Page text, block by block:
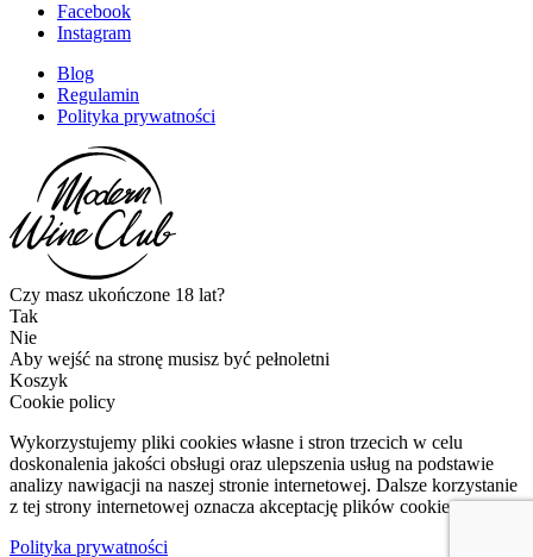
Facebook
Instagram
Blog
Regulamin
Polityka prywatności
Czy masz ukończone 18 lat?
Tak
Nie
Aby wejść na stronę musisz być pełnoletni
Koszyk
Cookie policy
Wykorzystujemy pliki cookies własne i stron trzecich w celu
doskonalenia jakości obsługi oraz ulepszenia usług na podstawie
analizy nawigacji na naszej stronie internetowej. Dalsze korzystanie
z tej strony internetowej oznacza akceptację plików cookies.
Polityka prywatności